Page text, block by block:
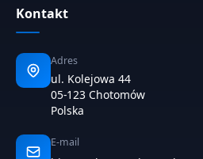
Kontakt
Adres
ul. Kolejowa 44
05-123 Chotomów
Polska
E-mail